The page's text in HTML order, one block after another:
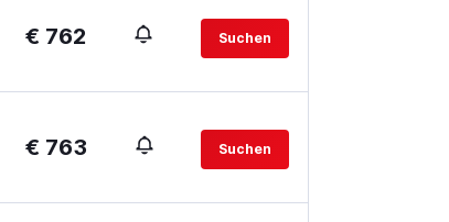
€ 762 Suchen
€ 763 Suchen